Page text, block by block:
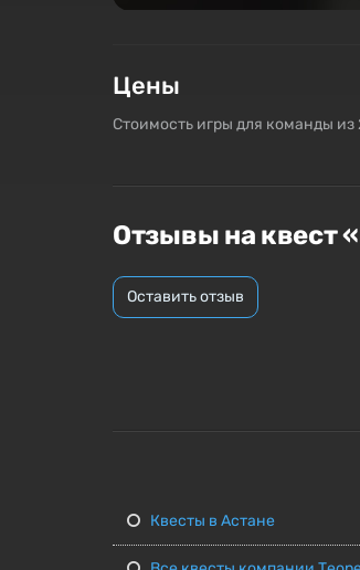
Цены
Стоимость игры для команды из
Отзывы на квест
Оставить отзыв
Квесты в Астане